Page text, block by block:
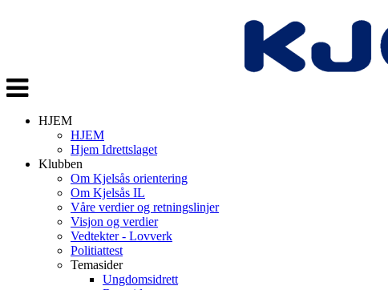
Veksle
navigasjon
HJEM
HJEM
Hjem Idrettslaget
Klubben
Om Kjelsås orientering
Om Kjelsås IL
Våre verdier og retningslinjer
Visjon og verdier
Vedtekter - Lovverk
Politiattest
Temasider
Ungdomsidrett